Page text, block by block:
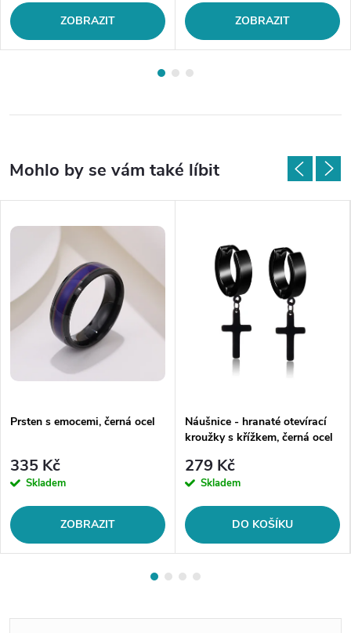
ZOBRAZIT ZOBRAZIT
Prsten s emocemi, černá ocel
335 Kč
Skladem
ZOBRAZIT
Náušnice - hranaté otevírací
kroužky s křížkem, černá ocel
279 Kč
Skladem
DO KOŠÍKU